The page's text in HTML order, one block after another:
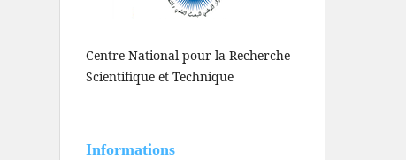
Centre National pour la Recherche
Scientifique et Technique
Informations